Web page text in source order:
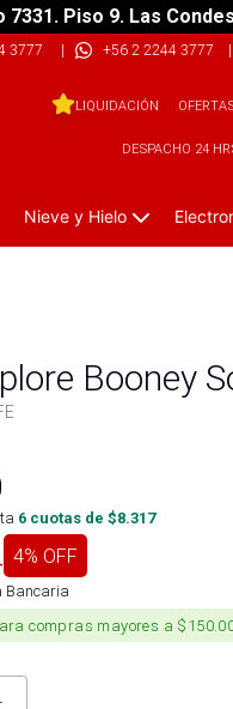
7331. Piso 9. Las Condes
3777 | +56 2 2244 3777 |
LIQUIDACIÓN
DESPACHO 24
Nieve y Hielo
Booney
6 cuotas de $8.317
4% OFF
Bancaria
compras mayores a